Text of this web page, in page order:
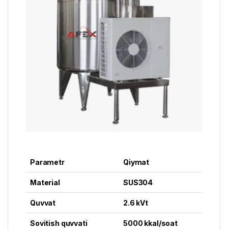
Parametr Qiymat
Material SUS304
Quvvat 2.6 kVt
Sovitish quvvati 5000 kkal/soat